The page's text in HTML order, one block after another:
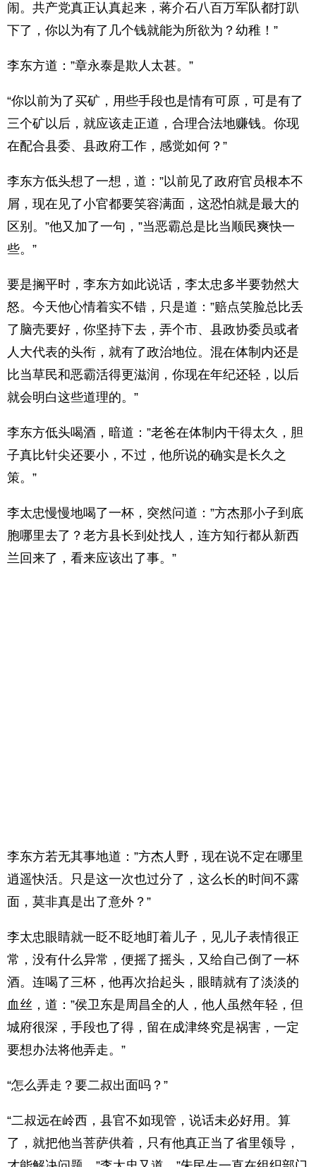
闹。共产党真正认真起来，蒋介石八百万军队都打趴
下了，你以为有了几个钱就能为所欲为？幼稚！”
李东方道：”章永泰是欺人太甚。”
“你以前为了买矿，用些手段也是情有可原，可是有了
三个矿以后，就应该走正道，合理合法地赚钱。你现
在配合县委、县政府工作，感觉如何？”
李东方低头想了一想，道：”以前见了政府官员根本不
屑，现在见了小官都要笑容满面，这恐怕就是最大的
区别。”他又加了一句，”当恶霸总是比当顺民爽快一
些。”
要是搁平时，李东方如此说话，李太忠多半要勃然大
怒。今天他心情着实不错，只是道：”赔点笑脸总比丢
了脑壳要好，你坚持下去，弄个市、县政协委员或者
人大代表的头衔，就有了政治地位。混在体制内还是
比当草民和恶霸活得更滋润，你现在年纪还轻，以后
就会明白这些道理的。”
李东方低头喝酒，暗道：”老爸在体制内干得太久，胆
子真比针尖还要小，不过，他所说的确实是长久之
策。”
李太忠慢慢地喝了一杯，突然问道：”方杰那小子到底
胞哪里去了？老方县长到处找人，连方知行都从新西
兰回来了，看来应该出了事。”
李东方若无其事地道：”方杰人野，现在说不定在哪里
逍遥快活。只是这一次也过分了，这么长的时间不露
面，莫非真是出了意外？”
李太忠眼睛就一眨不眨地盯着儿子，见儿子表情很正
常，没有什么异常，便摇了摇头，又给自己倒了一杯
酒。连喝了三杯，他再次抬起头，眼睛就有了淡淡的
血丝，道：”侯卫东是周昌全的人，他人虽然年轻，但
城府很深，手段也了得，留在成津终究是祸害，一定
要想办法将他弄走。”
“怎么弄走？要二叔出面吗？”
“二叔远在岭西，县官不如现管，说话未必好用。算
了，就把他当菩萨供着，只有他真正当了省里领导，